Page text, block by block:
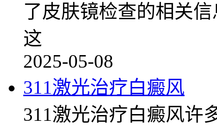
了皮肤镜检查的相关
这
2025-05-08
311激光治疗白癜风
311激光治疗白癜风许